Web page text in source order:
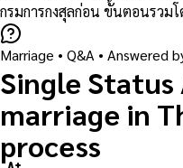
กรมการกงสุลก่อน ขั้นตอนรวม
Marriage • Q&A • Answered
Single
marriage in
process